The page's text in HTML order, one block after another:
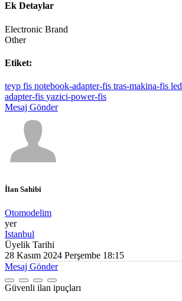
Ek Detaylar
Electronic Brand
Other
Etiket:
teyp fis notebook-adapter-fis tras-makina-fis
adapter-fis yazici-power-fis
Mesaj Gönder
İlan Sahibi
Otomodelim
yer
Istanbul
Üyelik Tarihi
28 Kasım 2024 Perşembe 18:15
Mesaj Gönder
Güvenli ilan ipuçları